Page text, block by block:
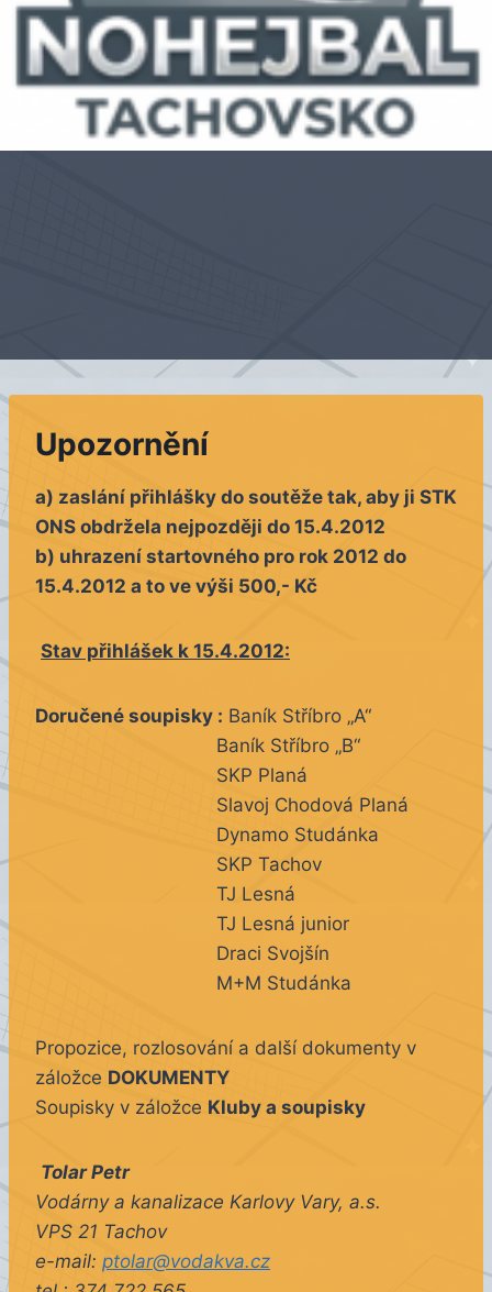
Upozornění
a) zaslání přihlášky do soutěže tak, aby ji STK
ONS obdržela nejpozději do 15.4.2012
b) uhrazení startovného pro rok 2012 do
15.4.2012 a to ve výši 500,- Kč
Stav přihlášek k 15.4.2012:
Doručené soupisky : Baník Stříbro „A“
Baník Stříbro „B“
SKP Planá
Slavoj Chodová Planá
Dynamo Studánka
SKP Tachov
TJ Lesná
TJ Lesná junior
Draci Svojšín
M+M Studánka
Propozice, rozlosování a další dokumenty v
záložce DOKUMENTY
Soupisky v záložce Kluby a soupisky
Tolar Petr
Vodárny a kanalizace Karlovy Vary, a.s.
VPS 21 Tachov
e-mail: ptolar@vodakva.cz